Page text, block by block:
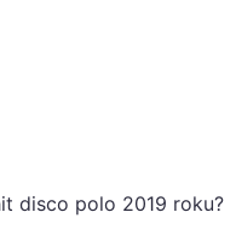
disco polo 2019 roku?